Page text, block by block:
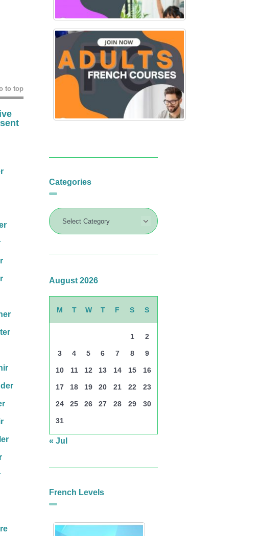
to top
Categories
August 2026
M T W T F S S
1 2
3 4 5 6 7 8 9
10 11 12 13 14 15 16
17 18 19 20 21 22 23
24 25 26 27 28 29 30
31
« Jul
French Levels